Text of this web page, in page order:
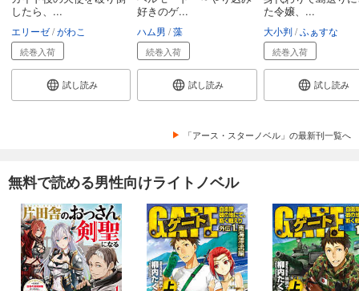
したら、...
エリーゼ がわこ
続巻入荷
試し読み
好きのゲ...
ハム男 藻
続巻入荷
試し読み
た令嬢、...
大小判 ふぁすな
続巻入荷
試し読み
「アース・スターノベル」の最新刊一覧へ
無料で読める男性向けライトノベル